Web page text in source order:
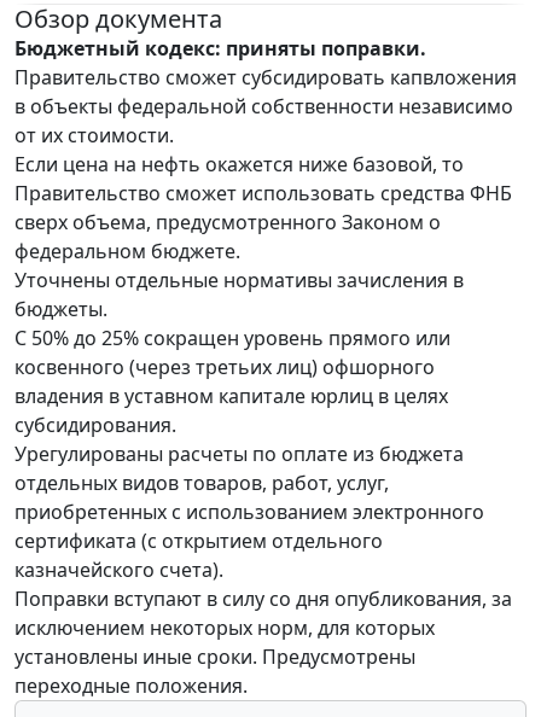
Обзор документа
Бюджетный кодекс: приняты поправки.
Правительство сможет субсидировать капвложения
в объекты федеральной собственности независимо
от их стоимости.
Если цена на нефть окажется ниже базовой, то
Правительство сможет использовать средства ФНБ
сверх объема, предусмотренного Законом о
федеральном бюджете.
Уточнены отдельные нормативы зачисления в
бюджеты.
С 50% до 25% сокращен уровень прямого или
косвенного (через третьих лиц) офшорного
владения в уставном капитале юрлиц в целях
субсидирования.
Урегулированы расчеты по оплате из бюджета
отдельных видов товаров, работ, услуг,
приобретенных с использованием электронного
сертификата (с открытием отдельного
казначейского счета).
Поправки вступают в силу со дня опубликования, за
исключением некоторых норм, для которых
установлены иные сроки. Предусмотрены
переходные положения.